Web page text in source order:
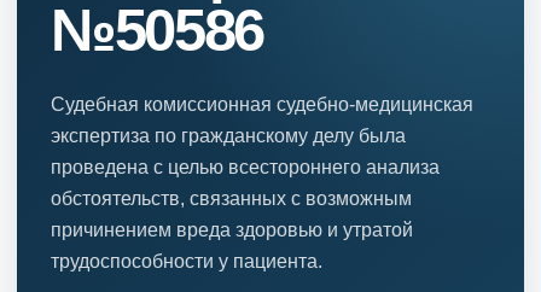
№50586
Судебная комиссионная судебно-медицинская
экспертиза по гражданскому делу была
проведена с целью всестороннего анализа
обстоятельств, связанных с возможным
причинением вреда здоровью и утратой
трудоспособности у пациента.